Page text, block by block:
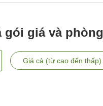
gói giá và phòng
Giá cả (từ cao đến thấp)